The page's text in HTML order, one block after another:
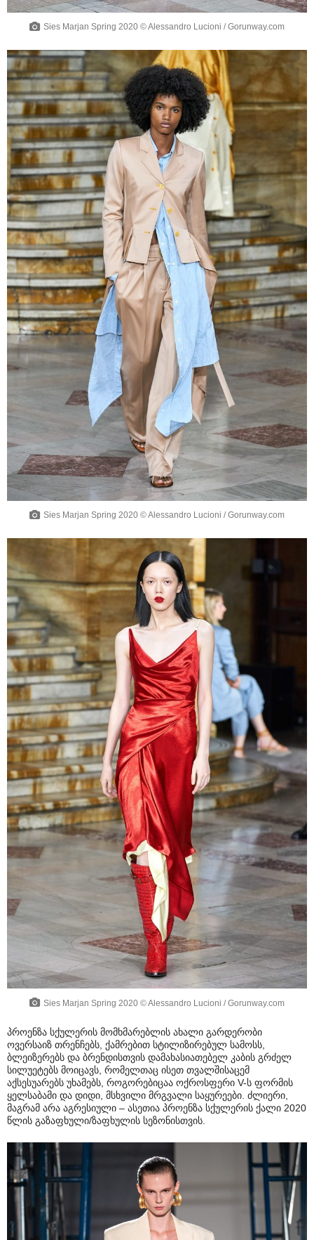
Sies Marjan Spring 2020 © Alessandro Lucioni / Gorunway.com
Sies Marjan Spring 2020 © Alessandro Lucioni / Gorunway.com
Sies Marjan Spring 2020 © Alessandro Lucioni / Gorunway.com
პროენზა სქულერის მომხმარებლის ახალი გარდერობი
ოვერსაიზ თრენჩებს, ქამრებით სტილიზირებულ სამოსს,
ბლეიზერებს და ბრენდისთვის დამახასიათებელ კაბის გრძელ
სილუეტებს მოიცავს, რომელთაც ისეთ თვალშისაცემ
აქსესუარებს უხამებს, როგორებიცაა ოქროსფერი V-ს ფორმის
ყელსაბამი და დიდი, მსხვილი მრგვალი საყურეები. ძლიერი,
მაგრამ არა აგრესიული – ასეთია პროენზა სქულერის ქალი 2020
წლის გაზაფხული/ზაფხულის სეზონისთვის.